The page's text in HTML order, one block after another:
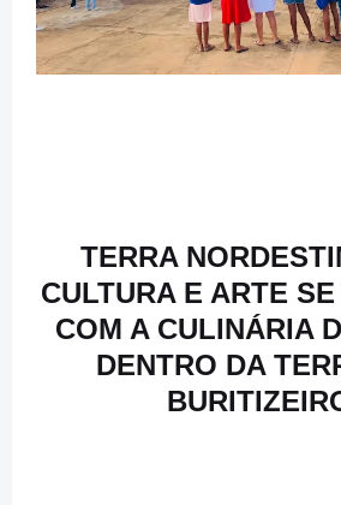
TERRA
CULTURA E ARTE
COM A CULINÁRIA
DENTRO DA